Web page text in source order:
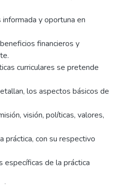
y oportuna en
financieros y
curriculares se pretende
los aspectos básicos de
visión, políticas, valores,
práctica, con su respectivo
específicas de la práctica